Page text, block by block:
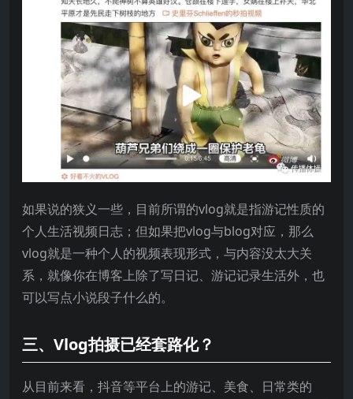
如果说的狭义一些，目前所谓的vlog就是指游记性质的
个人生活视频日志；但如果把vlog与blog对应，那么
vlog就是一种个人的视频表现形式，与内容没太大关
系，就像你在博客上除了写日记、游记记录生活外，也
可以写点小说段子什么的。
三、Vlog拍摄已经套路化？
从目前来看，抖音等平台上的游记、美食、日常类的